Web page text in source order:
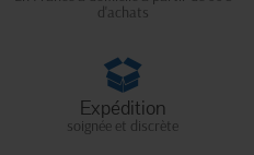
d'achats
Expédition
soignée et discrète